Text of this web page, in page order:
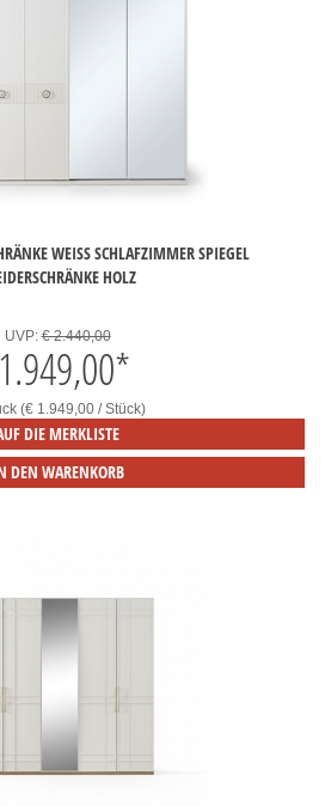
WEISS SCHLAFZIMMER SPIEGEL K
HOLZ
UVP:€ 2.440,00
1.949,00*
(€ 1.949,00 / Stück)
DIE MERKLISTE
DEN WARENKORB